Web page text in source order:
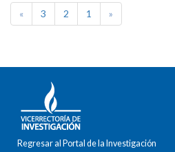
« 3 2 1 »
Regresar al Portal de la Investigación